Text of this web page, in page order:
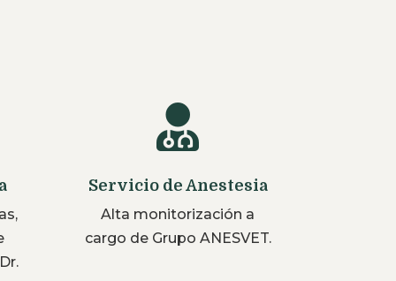

Servicio de Anestesia
Alta monitorización a
cargo de Grupo ANESVET.